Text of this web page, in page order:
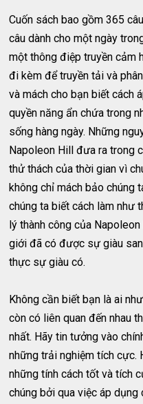
Cuốn sách bao gồm 365
câu dành cho một ngày
một thông điệp truyền cảm
đi kèm để truyền tải và
và mách cho bạn biết cách
quyền năng ẩn chứa trong
sống hàng ngày. Những
Napoleon Hill đưa ra trong
thử thách của thời gian vì
không chỉ mách bảo chúng
chúng ta biết cách làm như
lý thành công của
giới đã có được sự giàu
thực sự giàu có.
Không cần biết bạn là ai
còn có liên quan đến nhau
nhất. Hãy tin tưởng vào
những trải nghiệm tích cực.
những tính cách tốt và tích
chúng bởi qua việc áp